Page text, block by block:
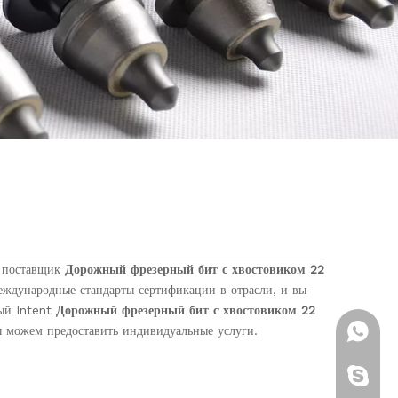
Дорожный фрезерный бит с хвостовиком 22
стандарты сертификации в отрасли, и вы
Intent Дорожный фрезерный бит с хвостовиком 22
предоставить индивидуальные услуги. + 86-